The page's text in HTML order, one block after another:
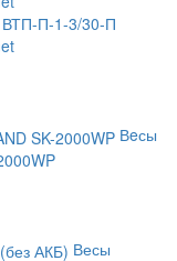
П-1-3/30-П
Вeсы
Весы